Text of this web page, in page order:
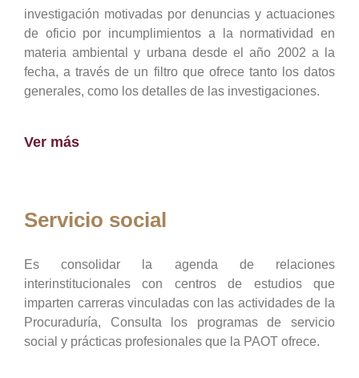
investigación motivadas por denuncias y actuaciones
de oficio por incumplimientos a la normatividad en
materia ambiental y urbana desde el año 2002 a la
fecha, a través de un filtro que ofrece tanto los datos
generales, como los detalles de las investigaciones.
Ver más
Servicio social
Es consolidar la agenda de relaciones
interinstitucionales con centros de estudios que
imparten carreras vinculadas con las actividades de la
Procuraduría, Consulta los programas de servicio
social y prácticas profesionales que la PAOT ofrece.